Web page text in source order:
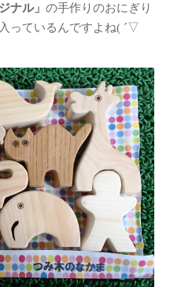
ナル」 の手作りのおにぎり
っているんですよね( ´▽